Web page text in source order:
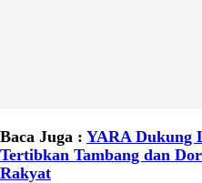
Baca Juga : YARA Dukung
Tertibkan Tambang dan
Rakyat